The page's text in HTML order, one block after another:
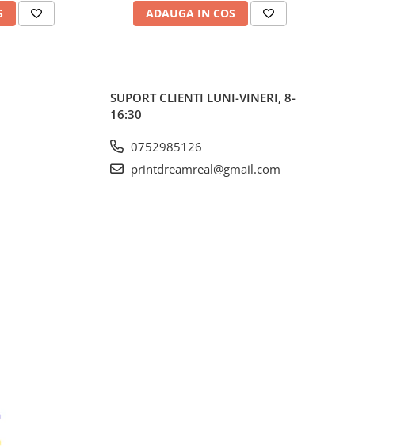
ADAUGA IN COS
SUPORT CLIENTI LUNI-VINERI, 8-
16:30
0752985126
printdreamreal@gmail.com